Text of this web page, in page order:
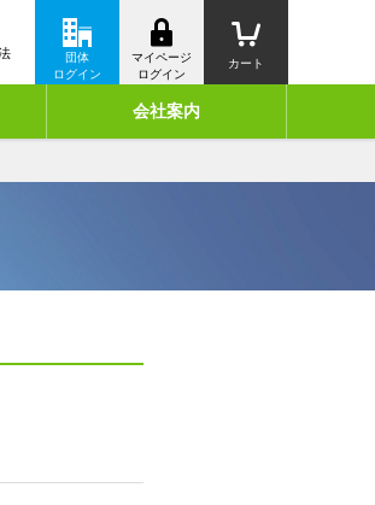
会社案内
カート
マイページ
ログイン
団体
ログイン